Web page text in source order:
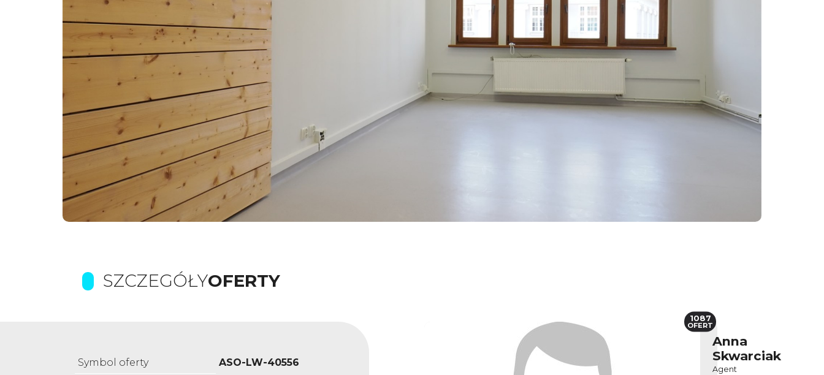
SZCZEGÓŁYOFERTY
Symbol oferty
ASO-LW-40556
Anna
Skwarciak
Agent
1087
OFERT